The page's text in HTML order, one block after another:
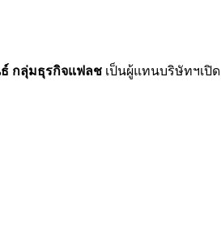
ธ์ กลุ่มธุรกิจแฟลช เป็นผู้แทนบริษัทฯเปิด